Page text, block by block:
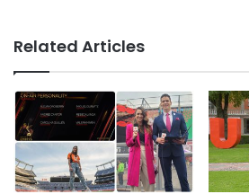
Related Articles